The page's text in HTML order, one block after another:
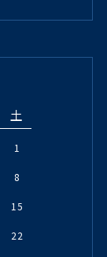
土
1
8
15
22